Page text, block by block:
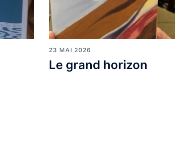
23 MAI 2026
Le grand horizon